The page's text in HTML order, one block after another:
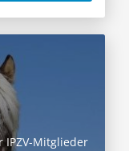
IPZV-Mitglieder